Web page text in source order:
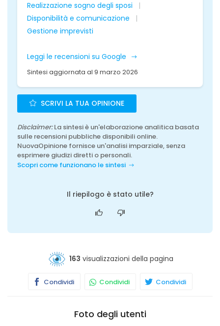
Realizzazione sogno degli sposi
Disponibilità e comunicazione
Gestione imprevisti
Leggi le recensioni su Google
Sintesi aggiornata al 9 marzo 2026
SCRIVI LA TUA OPINIONE
Disclaimer:La sintesi è un'elaborazione analitica basata
sulle recensioni pubbliche disponibili online.
NuovaOpinione fornisce un'analisi imparziale, senza
esprimere giudizi diretti o personali.
Scopri come funzionano le sintesi
Il riepilogo è stato utile?
163 visualizzazioni della pagina
Condividi Condividi Condividi
Foto degli utenti